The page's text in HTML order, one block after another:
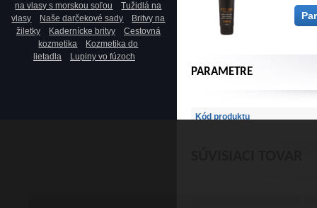
na vlasy s morskou soľou
Tužidlá na
vlasy
Naše darčekové sady
Britvy na
žiletky
Kadernícke britvy
Cestovná
kozmetika
Kozmetika do
lietadla
Lupiny vo fúzoch
PARAMETRE
Kód produktu